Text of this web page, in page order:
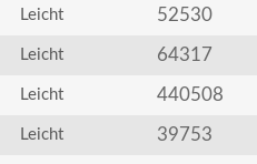
Leicht 52530
Leicht 64317
Leicht 440508
Leicht 39753